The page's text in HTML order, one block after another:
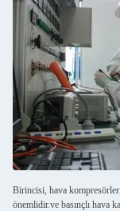
Birincisi, hava
önemlidir.ve basınçlı hava